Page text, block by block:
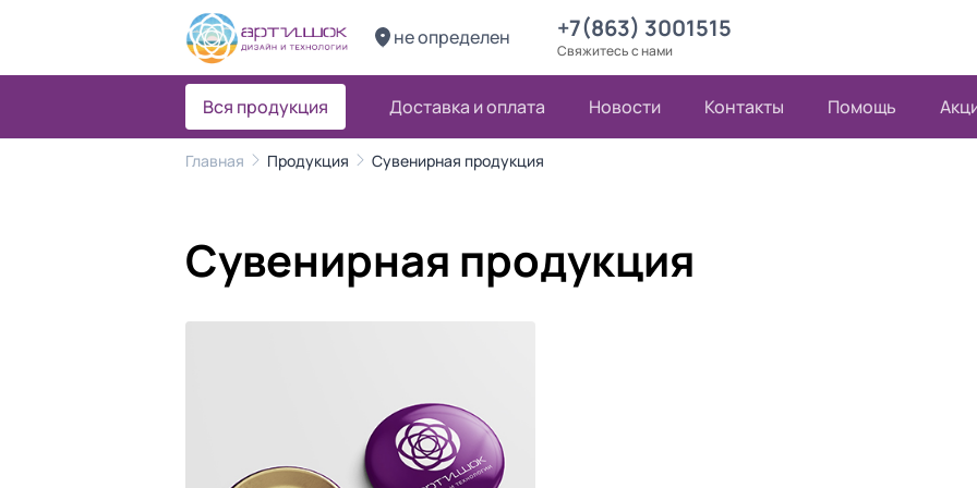
не определен +7(863) 3001515
Свяжитесь с нами
Вся продукция Доставка и оплата Новости Контакты Помощь
Главная Продукция Сувенирная продукция
Сувенирная продукция